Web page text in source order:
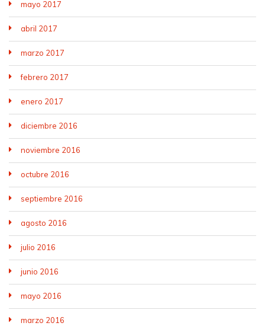
mayo 2017
abril 2017
marzo 2017
febrero 2017
enero 2017
diciembre 2016
noviembre 2016
octubre 2016
septiembre 2016
agosto 2016
julio 2016
junio 2016
mayo 2016
marzo 2016